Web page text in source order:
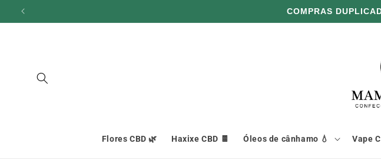
ir para o
conteúdo
COMPRAS
Flores CBD 🌿 Haxixe CBD 🍫 Óleos de cânhamo 💧 Vape